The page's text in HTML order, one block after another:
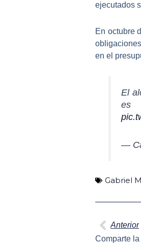
ejecutados
En octubre
en el
El
es
—
Gabriel
Anterior
Comparte